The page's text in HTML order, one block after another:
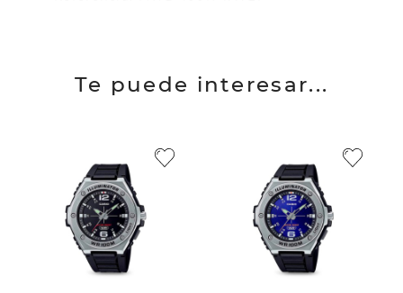
Te puede interesar...